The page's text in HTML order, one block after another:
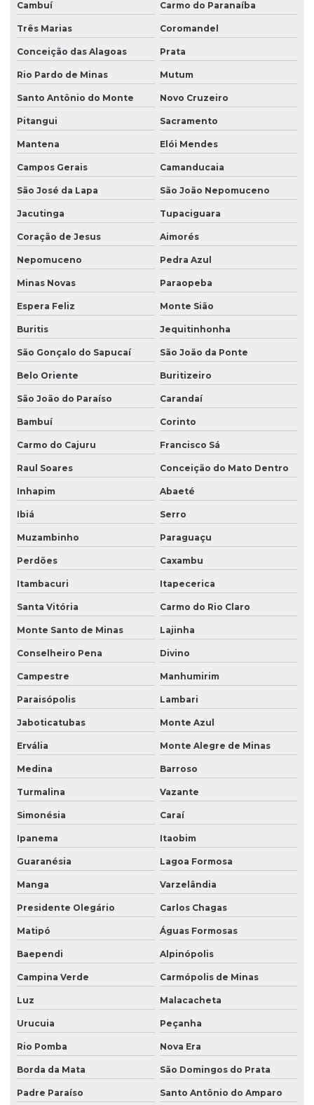
Serviço de montagem de canteiro de obra com almoxarifado
Serviço de montagem de canteiro de obra com alojamento
Serviço de montagem de canteiro de obra com ambulatório
Serviço de montagem de canteiro de obra com ambulatório em
pr
Serviço de montagem de canteiro de obra com escritório
Serviço de montagem de canteiro de obra com refeitório em pr
Serviço de montagem de canteiro de obra com vestiário
Serviço de montagem de canteiro de obras
Serviço de montagem de canteiro de obras em curitiba
Serviço de montagem de canteiro de obras em paraná
Serviço de montagem de escritório para canteiro de obra
Serviço de montagem de refeitório para canteiro de obra
Serviço de montagem de refeitório para canteiro de obra em pr
Serviço de montagem de vestiário para canteiro de obra
Vestiário canteiro de obras
Cambuí Carmo do Paranaíba
Três Marias Coromandel
Conceição das Alagoas Prata
Rio Pardo de Minas Mutum
Santo Antônio do Monte Novo Cruzeiro
Pitangui Sacramento
Mantena Elói Mendes
Campos Gerais Camanducaia
São José da Lapa São João Nepomuceno
Jacutinga Tupaciguara
Coração de Jesus Aimorés
Nepomuceno Pedra Azul
Minas Novas Paraopeba
Espera Feliz Monte Sião
Buritis Jequitinhonha
São Gonçalo do Sapucaí São João da Ponte
Belo Oriente Buritizeiro
São João do Paraíso Carandaí
Bambuí Corinto
Carmo do Cajuru Francisco Sá
Raul Soares Conceição do Mato Dentro
Inhapim Abaeté
Ibiá Serro
Muzambinho Paraguaçu
Perdões Caxambu
Itambacuri Itapecerica
Santa Vitória Carmo do Rio Claro
Monte Santo de Minas Lajinha
Conselheiro Pena Divino
Campestre Manhumirim
Paraisópolis Lambari
Jaboticatubas Monte Azul
Ervália Monte Alegre de Minas
Medina Barroso
Turmalina Vazante
Simonésia Caraí
Ipanema Itaobim
Guaranésia Lagoa Formosa
Manga Varzelândia
Presidente Olegário Carlos Chagas
Matipó Águas Formosas
Baependi Alpinópolis
Campina Verde Carmópolis de Minas
Luz Malacacheta
Urucuia Peçanha
Rio Pomba Nova Era
Borda da Mata São Domingos do Prata
Padre Paraíso Santo Antônio do Amparo